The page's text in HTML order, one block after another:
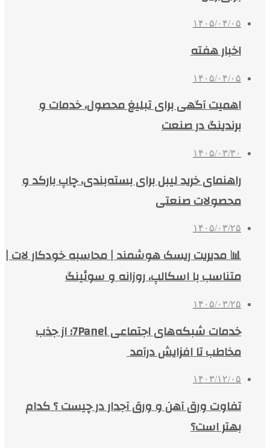
۱۴۰۵/۰۴/۰۵
اخبار هفته
۱۴۰۵/۰۴/۰۵
اهمیت آگهی برای تبلیغ محصول، خدمات و
برندینگ در صنعت
۱۴۰۵/۰۳/۳۰
راهنمای خرید لیبل برای بسته‌بندی، چاپ بارکد و
محصولات صنعتی
۱۴۰۵/۰۳/۲۵
📊 مدیریت ریسک هوشمند | محاسبه خودکار لات |
متناسب با اسکالپ، روزانه و سوئینگ
۱۴۰۵/۰۳/۲۵
خدمات شبکه‌های اجتماعی 7Panel؛ از جذب
مخاطب تا افزایش درآمد
۱۴۰۳/۱۲/۰۵
تفاوت ورق آهن و ورق آجدار در چیست ؟ کدام
بهتر است؟